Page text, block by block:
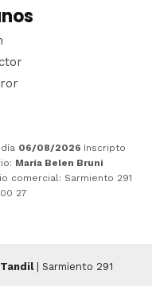
06/08/2026 Inscripto
María Belen Bruni
comercial: Sarmiento 291
27
| Sarmiento 291